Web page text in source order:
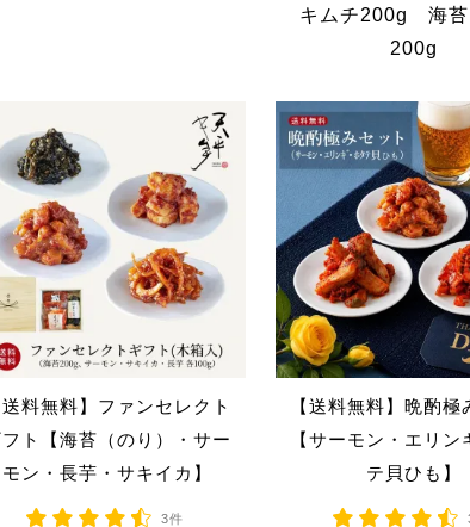
キムチ200g 海苔
200g
料無料】ファンセレクト
ト【海苔（のり）・サー
モン・長芋・サキイカ】
3件
【送料無料】晩酌極
【サーモン・エリン
テ貝ひも】